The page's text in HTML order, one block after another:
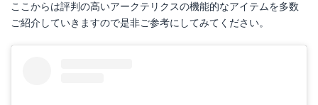
ここからは評判の高いアークテリクスの機能的なアイテムを多数
ご紹介していきますので是非ご参考にしてみてください。